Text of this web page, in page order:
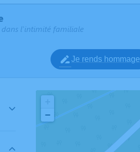
dans l'intimité familiale
Je rends hommage
−